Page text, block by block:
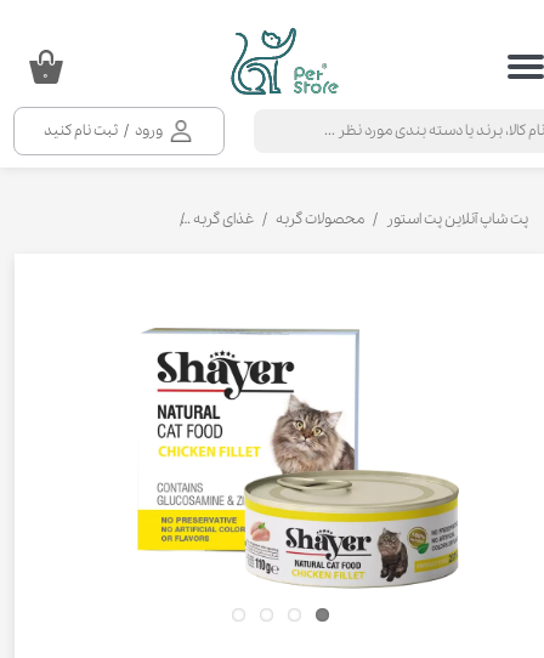
ورود / ثبت نام کنید
حساب کاربری من
خروج از حساب کاربری
۰
پت شاپ آنلاین پت استور محصولات گربه غذای گربه